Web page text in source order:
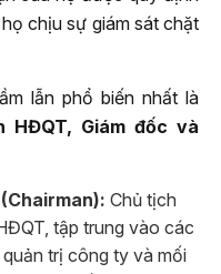
chịu sự giám sát chặt
lẫn phổ biến nhất là
HĐQT, Giám đốc và
Chủ tịch
tập trung vào các
trị công ty và mối